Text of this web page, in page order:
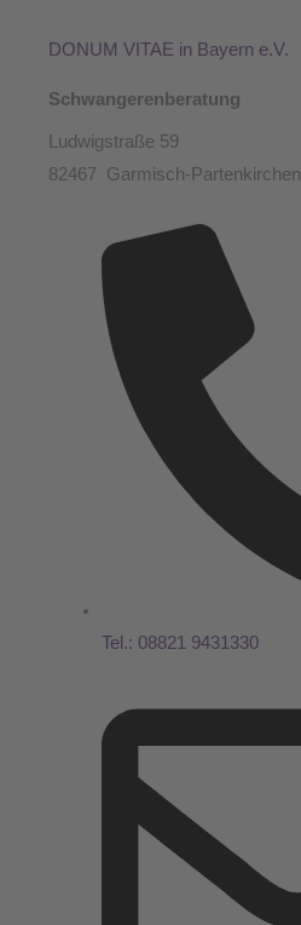
DONUM VITAE in Bayern e.V.
Schwangerenberatung
Ludwigstraße 59
82467 Garmisch-Partenkirchen
Tel.: 08821 9431330